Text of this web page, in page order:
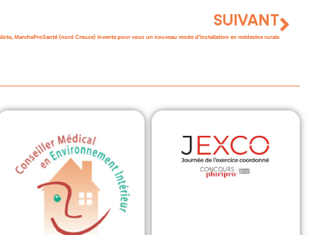
SUIVANT
MarcheProSanté (nord Creuse) invente pour vous un nouveau mode d’installation en médecine rurale